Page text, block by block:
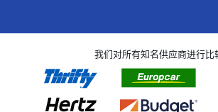
我们对所有知名供应商进行比